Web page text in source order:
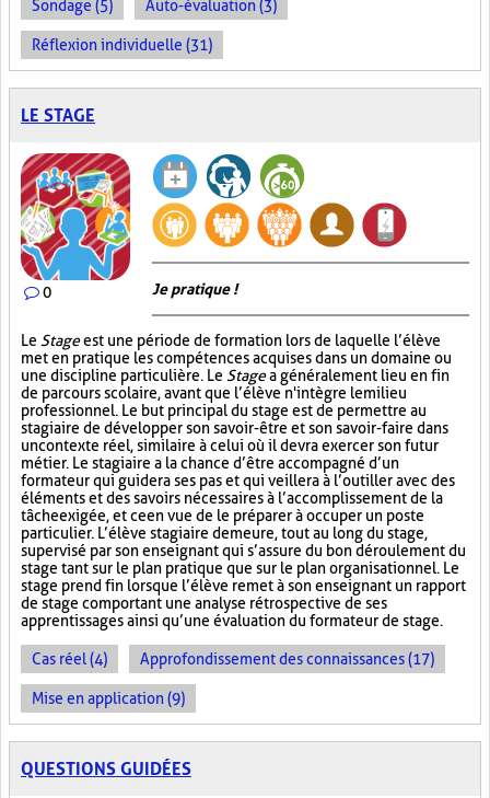
Sondage (5) Auto-évaluation (3)
Réflexion individuelle (31)
LE STAGE
0 Je pratique !
Le Stageest une période de formation lors de laquelle l’élève
met en pratique les compétences acquises dans un domaine ou
une discipline particulière. Le Stagea généralement lieu en fin
de parcours scolaire, avant que l’élève n'intègre le milieu
professionnel. Le but principal du stage est de permettre au
stagiaire de développer son savoir-être et son savoir-faire dans
un contexte réel, similaire à celui où il devra exercer son futur
métier. Le stagiaire a la chance d’être accompagné d’un
formateur qui guidera ses pas et qui veillera à l’outiller avec des
éléments et des savoirs nécessaires à l’accomplissement de la
tâche exigée, et ce en vue de le préparer à occuper un poste
particulier. L’élève stagiaire demeure, tout au long du stage,
supervisé par son enseignant qui s’assure du bon déroulement du
stage tant sur le plan pratique que sur le plan organisationnel. Le
stage prend fin lorsque l’élève remet à son enseignant un rapport
de stage comportant une analyse rétrospective de ses
apprentissages ainsi qu’une évaluation du formateur de stage.
Cas réel (4) Approfondissement des connaissances (17)
Mise en application (9)
QUESTIONS GUIDÉES